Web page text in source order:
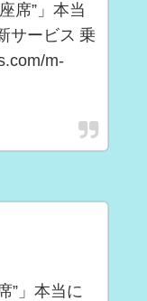
席”」本当
サービス 乗
m-
”」本当に